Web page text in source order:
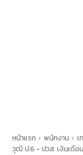
หน้าแรก พนักงาน
เ
วุฒิ ป.6 - ปวส. เงินเดือ